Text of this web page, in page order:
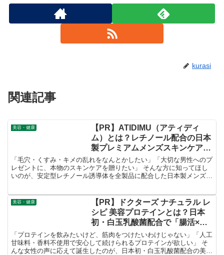
kurasi
関連記事
美容・健康
【PR】ATIDIMU（アティディ
ム）とは？レチノール配合の日本
製プレミアムメンズスキンケアを
徹底解説！
「毛穴・くすみ・キメの乱れをなんとかしたい」「大切な男性へのプ
レゼントに、本物のスキンケアを贈りたい」 そんな方に知ってほし
いのが、安定型レチノール誘導体を全製品に配合した日本製メンズス
美容・健康
【PR】ドクターズ ナチュラル レ
シピ 美容プロテインとは？日本
初・白玉乳酸菌配合で「腸活×美
容×たんぱく質」を1杯で叶える方
法を徹底解説！
「プロテインを飲みたいけど、筋肉をつけたいわけじゃない」「人工
甘味料・香料不使用で安心して続けられるプロテインが欲しい」 そ
んな女性の声に応えて誕生したのが、日本初・白玉乳酸菌配合の美容